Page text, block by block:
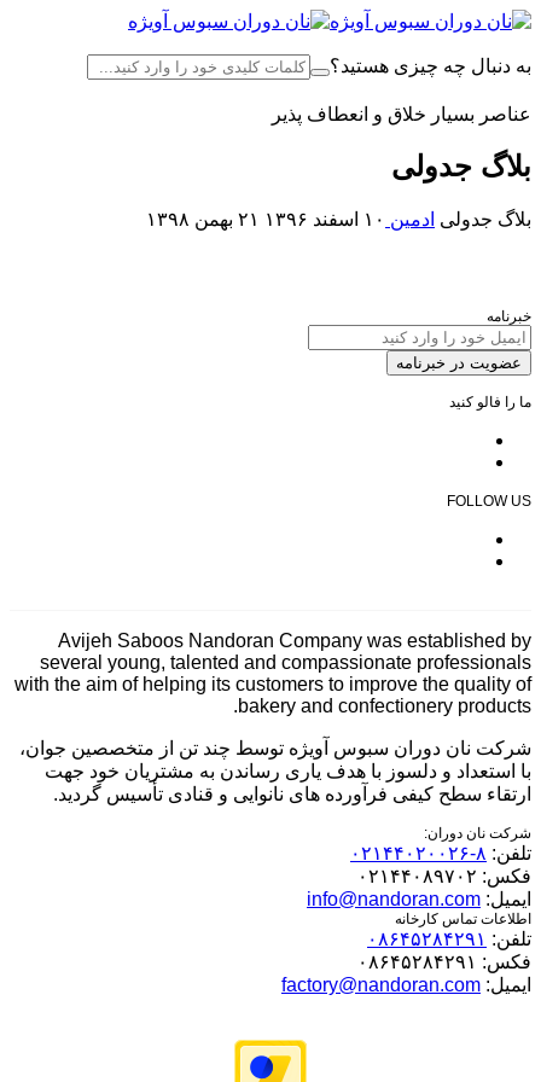
به دنبال چه چیزی هستید؟
عناصر بسیار خلاق و انعطاف پذیر
بلاگ جدولی
بلاگ جدولی ادمین ۱۰ اسفند ۱۳۹۶ ۲۱ بهمن ۱۳۹۸
خبرنامه
عضویت در خبرنامه
ما را فالو کنید
FOLLOW US
Avijeh Saboos Nandoran Company was established by
several young, talented and compassionate professionals
with the aim of helping its customers to improve the quality of
bakery and confectionery products.
شرکت نان دوران سبوس آویژه توسط چند تن از متخصصین جوان،
با استعداد و دلسوز با هدف یاری رساندن به مشتریان خود جهت
ارتقاء سطح کیفی فرآورده های نانوایی و قنادی تأسیس گردید.
شرکت نان دوران:
تلفن: ۸-۰۲۱۴۴۰۲۰۰۲۶
فکس: ۰۲۱۴۴۰۸۹۷۰۲
ایمیل: info@nandoran.com
اطلاعات تماس کارخانه
تلفن: ۰۸۶۴۵۲۸۴۲۹۱
فکس: ۰۸۶۴۵۲۸۴۲۹۱
ایمیل: factory@nandoran.com